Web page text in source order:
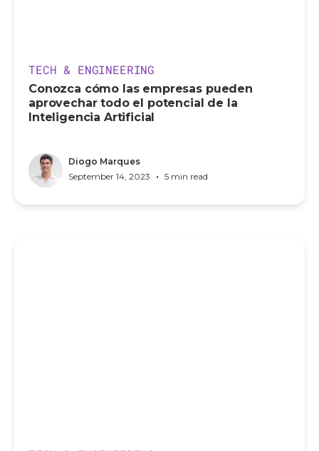
TECH & ENGINEERING
Conozca cómo las empresas pueden
aprovechar todo el potencial de la
Inteligencia Artificial
Diogo Marques
September 14, 2023
• 5 min read